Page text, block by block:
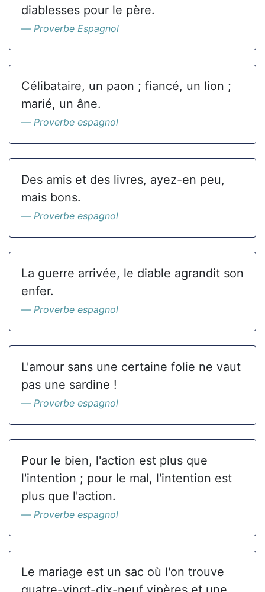
diablesses pour le père.
Proverbe Espagnol
Célibataire, un paon ; fiancé, un lion ;
marié, un âne.
Proverbe espagnol
Des amis et des livres, ayez-en peu,
mais bons.
Proverbe espagnol
La guerre arrivée, le diable agrandit son
enfer.
Proverbe espagnol
L'amour sans une certaine folie ne vaut
pas une sardine !
Proverbe espagnol
Pour le bien, l'action est plus que
l'intention ; pour le mal, l'intention est
plus que l'action.
Proverbe espagnol
Le mariage est un sac où l'on trouve